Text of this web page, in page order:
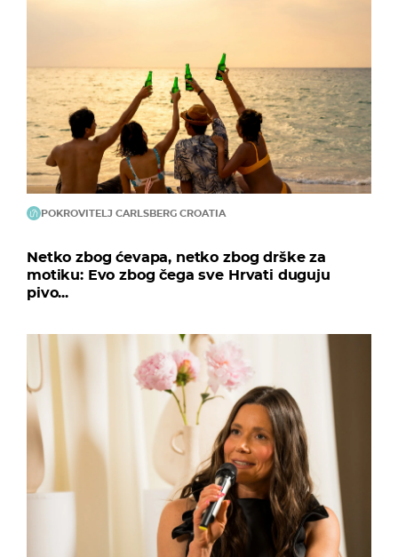
POKROVITELJ CARLSBERG CROATIA
Netko zbog ćevapa, netko zbog drške za
motiku: Evo zbog čega sve Hrvati duguju
pivo...